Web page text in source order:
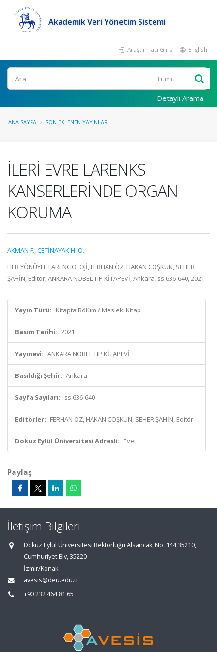
Akademik Veri Yönetim Sistemi
Araştırmacı Girişi English
Ara
Detaylı Arama
ANA SAYFA SON EKLENEN YAYINLAR
İLERİ EVRE LARENKS
KANSERLERİNDE ORGAN
KORUMA
AKMAN F.,ÇETİNAYAK H. O.
HER YÖNÜYLE LARENGOLOJİ, FERHAN ÖZ, HAKAN COŞKUN, SEHER
ŞAHİN, Editör, ANKARA NOBEL TIP KİTAPEVİ, Ankara, ss.636-640, 2021
Yayın Türü: Kitapta Bölüm / Mesleki Kitap
Basım Tarihi: 2021
Yayınevi: ANKARA NOBEL TIP KİTAPEVİ
Basıldığı Şehir: Ankara
Sayfa Sayıları: ss.636-640
Editörler: FERHAN ÖZ, HAKAN COŞKUN, SEHER ŞAHİN, Editör
Dokuz Eylül Üniversitesi Adresli: Evet
Paylaş
İletişim Bilgileri
Dokuz Eylül Üniversitesi Rektörlüğü Alsancak, No: 144 35210,
Cumhuriyet Blv, 35220
İzmir/Konak
avesis@deu.edu.tr
+90 232 464 81 65